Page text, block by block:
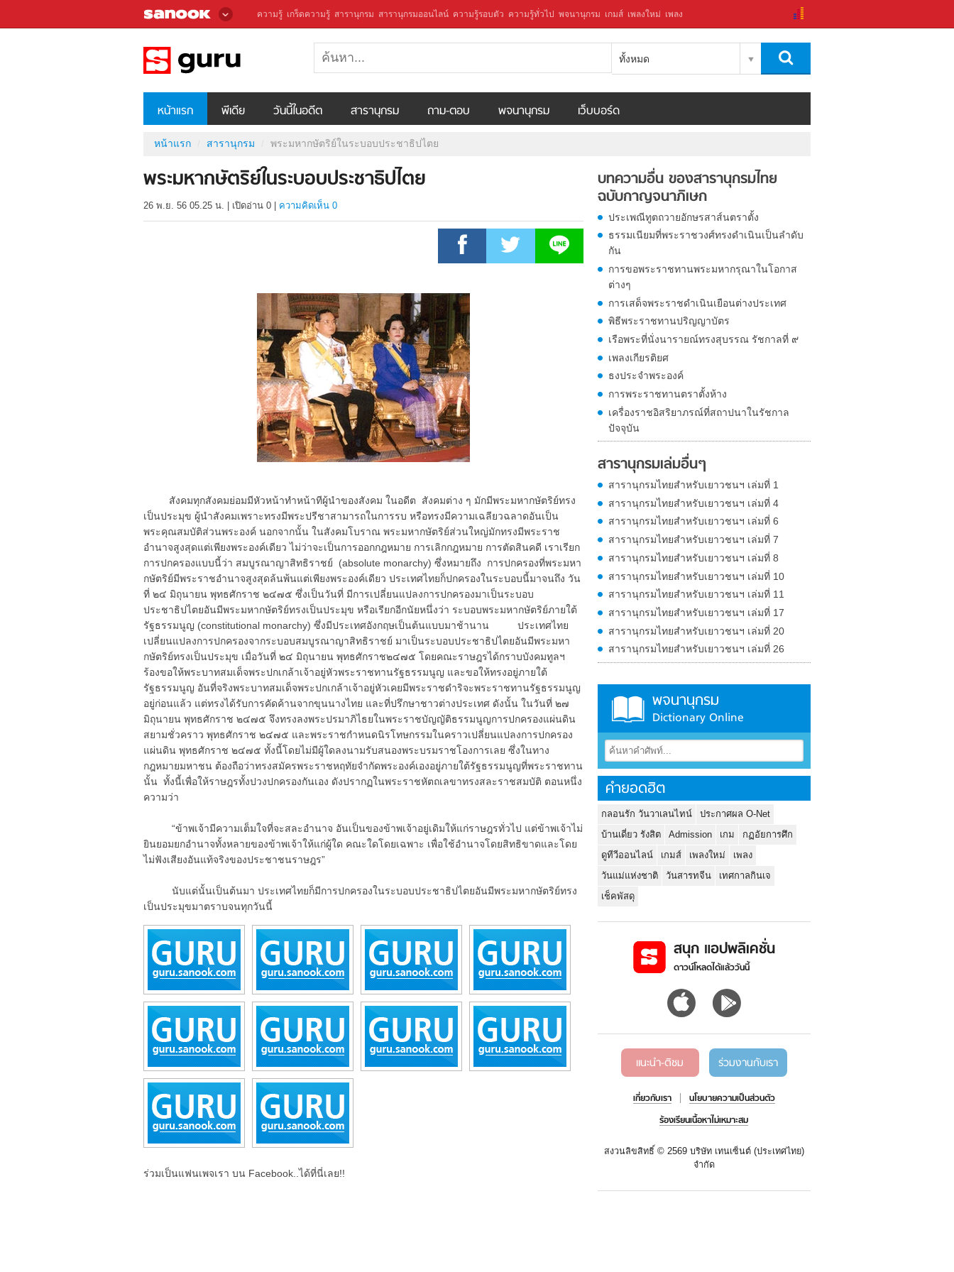
ความรู้ เกร็ดความรู้ สารานุกรม สารานุกรมออนไลน์ ความรู้รอบตัว ความรู้ทั่วไป พจนานุกรม เกมส์ เพลงใหม่ เพลง
ทั้งหมด
หน้าแรก พีเดีย วันนี้ในอดีต สารานุกรม ถาม-ตอบ พจนานุกรม เว็บบอร์ด
หน้าแรก สารานุกรม พระมหากษัตริย์ในระบอบประชาธิปไตย
พระมหากษัตริย์ในระบอบประชาธิปไตย
26 พ.ย. 56 05.25 น. เปิดอ่าน 0 ความคิดเห็น 0
สังคมทุกสังคมย่อมมีหัวหน้าทำหน้าทีผู้นำของสังคม ในอดีต สังคมต่าง ๆ มักมีพระมหากษัตริย์ทรง
เป็นประมุข ผู้นำสังคมเพราะทรงมีพระปรีชาสามารถในการรบ หรือทรงมีความเฉลียวฉลาดอันเป็น
พระคุณสมบัติส่วนพระองค์ นอกจากนั้น ในสังคมโบราณ พระมหากษัตริย์ส่วนใหญ่มักทรงมีพระราช
อำนาจสูงสุดแต่เพียงพระองค์เดียว ไม่ว่าจะเป็นการออกกฎหมาย การเลิกกฎหมาย การตัดสินคดี เราเรียก
การปกครองแบบนี้ว่า สมบูรณาญาสิทธิราชย์ (absolute monarchy) ซึ่งหมายถึง การปกครองที่พระมหา
กษัตริย์มีพระราชอำนาจสูงสุดล้นพ้นแต่เพียงพระองค์เดียว ประเทศไทยก็ปกครองในระบอบนี้มาจนถึง วัน
ที่ ๒๔ มิถุนายน พุทธศักราช ๒๔๗๕ ซึ่งเป็นวันที่ มีการเปลี่ยนแปลงการปกครองมาเป็นระบอบ
ประชาธิปไตยอันมีพระมหากษัตริย์ทรงเป็นประมุข หรือเรียกอีกนัยหนึ่งว่า ระบอบพระมหากษัตริย์ภายใต้
รัฐธรรมนูญ (constitutional monarchy) ซึ่งมีประเทศอังกฤษเป็นต้นแบบมาช้านาน ประเทศไทย
เปลี่ยนแปลงการปกครองจากระบอบสมบูรณาญาสิทธิราชย์ มาเป็นระบอบประชาธิปไตยอันมีพระมหา
กษัตริย์ทรงเป็นประมุข เมื่อวันที่ ๒๔ มิถุนายน พุทธศักราช๒๔๗๕ โดยคณะราษฎรได้กราบบังคมทูลฯ
ร้องขอให้พระบาทสมเด็จพระปกเกล้าเจ้าอยู่หัวพระราชทานรัฐธรรมนูญ และขอให้ทรงอยู่ภายใต้
รัฐธรรมนูญ อันที่จริงพระบาทสมเด็จพระปกเกล้าเจ้าอยู่หัวเคยมีพระราชดำริจะพระราชทานรัฐธรรมนูญ
อยู่ก่อนแล้ว แต่ทรงได้รับการคัดค้านจากขุนนางไทย และที่ปรึกษาชาวต่างประเทศ ดังนั้น ในวันที่ ๒๗
มิถุนายน พุทธศักราช ๒๔๗๕ จึงทรงลงพระปรมาภิไธยในพระราชบัญญัติธรรมนูญการปกครองแผ่นดิน
สยามชั่วคราว พุทธศักราช ๒๔๗๕ และพระราชกำหนดนิรโทษกรรมในคราวเปลี่ยนแปลงการปกครอง
แผ่นดิน พุทธศักราช ๒๔๗๕ ทั้งนี้โดยไม่มีผู้ใดลงนามรับสนองพระบรมราชโองการเลย ซึ่งในทาง
กฎหมายมหาชน ต้องถือว่าทรงสมัครพระราชหฤทัยจำกัดพระองค์เองอยู่ภายใต้รัฐธรรมนูญที่พระราชทาน
นั้น ทั้งนี้เพื่อให้ราษฎรทั้งปวงปกครองกันเอง ดังปรากฏในพระราชหัตถเลขาทรงสละราชสมบัติ ตอนหนึ่ง
ความว่า
“ข้าพเจ้ามีความเต็มใจที่จะสละอำนาจ อันเป็นของข้าพเจ้าอยู่เดิมให้แก่ราษฎรทั่วไป แต่ข้าพเจ้าไม่
ยินยอมยกอำนาจทั้งหลายของข้าพเจ้าให้แก่ผู้ใด คณะใดโดยเฉพาะ เพื่อใช้อำนาจโดยสิทธิขาดและโดย
ไม่ฟังเสียงอันแท้จริงของประชาชนราษฎร”
นับแต่นั้นเป็นต้นมา ประเทศไทยก็มีการปกครองในระบอบประชาธิปไตยอันมีพระมหากษัตริย์ทรง
เป็นประมุขมาตราบจนทุกวันนี้
ร่วมเป็นแฟนเพจเรา บน Facebook..ได้ที่นี่เลย!!
บทความอื่น ของสารานุกรมไทย
ฉบับกาญจนาภิเษก
ประเพณีทูตถวายอักษรสาส์นตราตั้ง
ธรรมเนียมที่พระราชวงศ์ทรงดำเนินเป็นลำดับ
กัน
การขอพระราชทานพระมหากรุณาในโอกาส
ต่างๆ
การเสด็จพระราชดำเนินเยือนต่างประเทศ
พิธีพระราชทานปริญญาบัตร
เรือพระที่นั่งนารายณ์ทรงสุบรรณ รัชกาลที่ ๙
เพลงเกียรติยศ
ธงประจำพระองค์
การพระราชทานตราตั้งห้าง
เครื่องราชอิสริยาภรณ์ที่สถาปนาในรัชกาล
ปัจจุบัน
สารานุกรมเล่มอื่นๆ
สารานุกรมไทยสำหรับเยาวชนฯ เล่มที่ 1
สารานุกรมไทยสำหรับเยาวชนฯ เล่มที่ 4
สารานุกรมไทยสำหรับเยาวชนฯ เล่มที่ 6
สารานุกรมไทยสำหรับเยาวชนฯ เล่มที่ 7
สารานุกรมไทยสำหรับเยาวชนฯ เล่มที่ 8
สารานุกรมไทยสำหรับเยาวชนฯ เล่มที่ 10
สารานุกรมไทยสำหรับเยาวชนฯ เล่มที่ 11
สารานุกรมไทยสำหรับเยาวชนฯ เล่มที่ 17
สารานุกรมไทยสำหรับเยาวชนฯ เล่มที่ 20
สารานุกรมไทยสำหรับเยาวชนฯ เล่มที่ 26
พจนานุกรม
Dictionary Online
คำยอดฮิต
กลอนรัก วันวาเลนไทน์
ประกาศผล O-Net
บ้านเดี่ยว รังสิต
Admission เกม
กฏอัยการศึก
ดูทีวีออนไลน์
เกมส์ เพลงใหม่
เพลง
วันแม่แห่งชาติ
วันสารทจีน
เทศกาลกินเจ
เช็คพัสดุ
สนุก แอปพลิเคชั่น
ดาวน์โหลดได้แล้ววันนี้
แนะนำ-ติชม ร่วมงานกับเรา
เกี่ยวกับเรา
นโยบายความเป็นส่วนตัว
ร้องเรียนเนื้อหาไม่เหมาะสม
สงวนลิขสิทธิ์ © 2569 บริษัท เทนเซ็นต์ (ประเทศไทย)
จำกัด